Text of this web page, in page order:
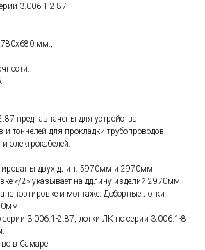
3.006.1-2.87
мм.,
предназначены для устройства
и тоннелей для прокладки трубопроводов
электрокабелей.
двух длин: 5970мм и 2970мм.
«/2» указывает на ддлину изделий 2970мм.,
и монтаже. Доборные лотки
3.006.1-2.87, лотки ЛК по серии 3.006.1-8
в Самаре!